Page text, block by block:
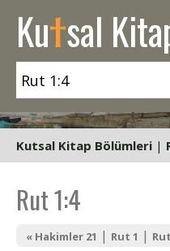
Kutsal
Kutsal Kitap Bölümleri |
Rut 1:4
« Hakimler 21 | Rut 1 |